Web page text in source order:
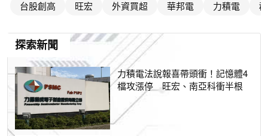
台股創高 旺宏 外資買超 華邦電 力積電
探索新聞
力積電法說報喜帶頭衝！記憶體4
檔攻漲停 旺宏、南亞科衝半根